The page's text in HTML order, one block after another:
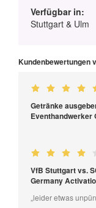
Verfügbar in:
Stuttgart & Ulm
Kundenbewertungen
Getränke
Eventhandwerker
VfB Stuttgart vs.
Germany
„leider etwas